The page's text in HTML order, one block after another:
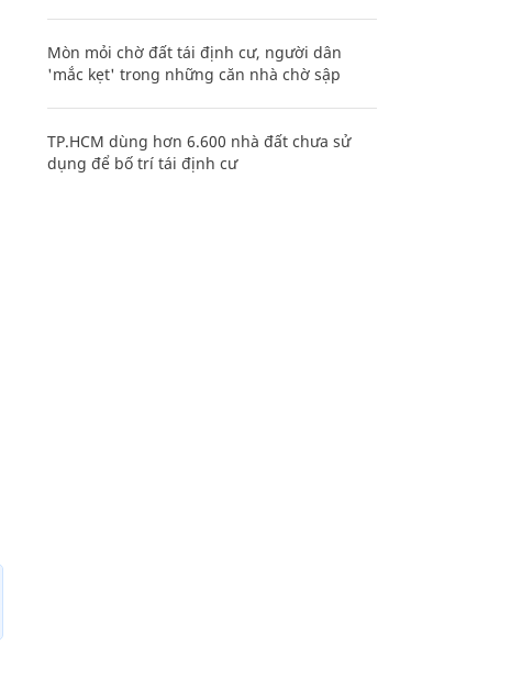
Mòn mỏi chờ đất tái định cư, người dân
'mắc kẹt' trong những căn nhà chờ sập
TP.HCM dùng hơn 6.600 nhà đất chưa sử
dụng để bố trí tái định cư